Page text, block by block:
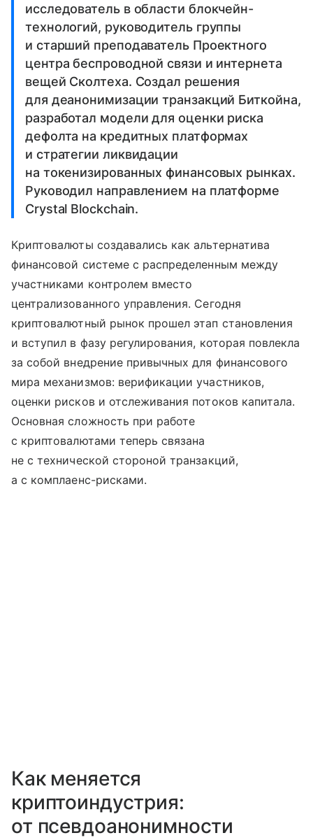
исследователь в области блокчейн-
технологий, руководитель группы
и старший преподаватель Проектного
центра беспроводной связи и интернета
вещей Сколтеха. Создал решения
для деанонимизации транзакций Биткойна,
разработал модели для оценки риска
дефолта на кредитных платформах
и стратегии ликвидации
на токенизированных финансовых рынках.
Руководил направлением на платформе
Crystal Blockchain.
Криптовалюты создавались как альтернатива
финансовой системе с распределенным между
участниками контролем вместо
централизованного управления. Сегодня
криптовалютный рынок прошел этап становления
и вступил в фазу регулирования, которая повлекла
за собой внедрение привычных для финансового
мира механизмов: верификации участников,
оценки рисков и отслеживания потоков капитала.
Основная сложность при работе
с криптовалютами теперь связана
не с технической стороной транзакций,
а с комплаенс-рисками.
Как меняется
криптоиндустрия:
от псевдоанонимности